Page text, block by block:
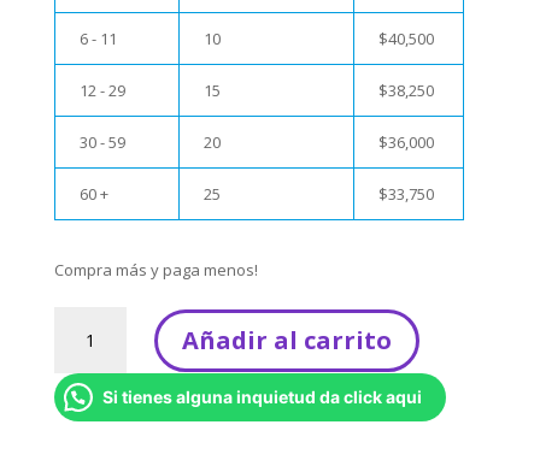
6 - 11 10 $40,500
12 - 29 15 $38,250
30 - 59 20 $36,000
60 + 25 $33,750
Compra más y paga menos!
stitch
Azul
Añadir al carrito
Si tienes alguna inquietud da click aqui